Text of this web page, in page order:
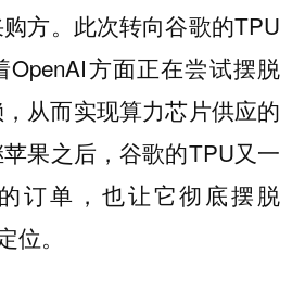
方。此次转向谷歌的TPU
OpenAI方面正在尝试摆脱
从而实现算力芯片供应的
果之后，谷歌的TPU又一
订单，也让它彻底摆脱
位。